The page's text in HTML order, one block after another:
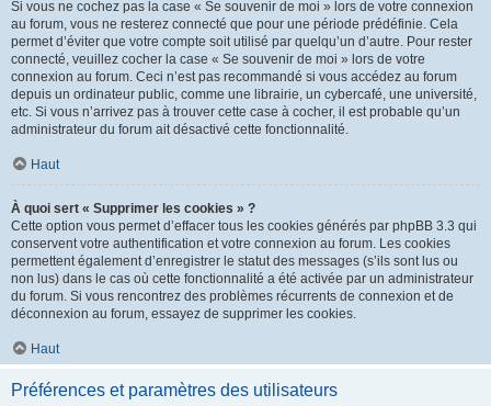
Si vous ne cochez pas la case « Se souvenir de moi » lors de votre connexion
au forum, vous ne resterez connecté que pour une période prédéfinie. Cela
permet d’éviter que votre compte soit utilisé par quelqu’un d’autre. Pour rester
connecté, veuillez cocher la case « Se souvenir de moi » lors de votre
connexion au forum. Ceci n’est pas recommandé si vous accédez au forum
depuis un ordinateur public, comme une librairie, un cybercafé, une université,
etc. Si vous n’arrivez pas à trouver cette case à cocher, il est probable qu’un
administrateur du forum ait désactivé cette fonctionnalité.
Haut
À quoi sert « Supprimer les cookies » ?
Cette option vous permet d’effacer tous les cookies générés par phpBB 3.3 qui
conservent votre authentification et votre connexion au forum. Les cookies
permettent également d’enregistrer le statut des messages (s’ils sont lus ou
non lus) dans le cas où cette fonctionnalité a été activée par un administrateur
du forum. Si vous rencontrez des problèmes récurrents de connexion et de
déconnexion au forum, essayez de supprimer les cookies.
Haut
Préférences et paramètres des utilisateurs